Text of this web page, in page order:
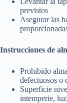
previstos
Asegurar las
Instrucciones de
Prohibido
defectuosos o
Superficie
intemperie,